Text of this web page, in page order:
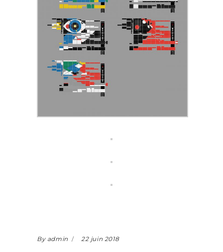
By admin 22 juin 2018